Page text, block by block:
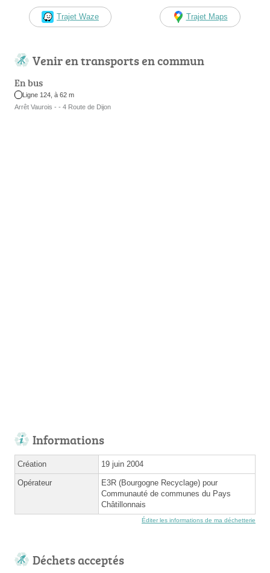
Trajet Waze Trajet Maps
Venir en transports en commun
En bus
Ligne 124, à 62 m
Arrêt Vaurois - - 4 Route de Dijon
Informations
Création 19 juin 2004
Opérateur
E3R (Bourgogne Recyclage) pour
Communauté de communes du Pays
Châtillonnais
Éditer les informations de ma déchetterie
Déchets acceptés